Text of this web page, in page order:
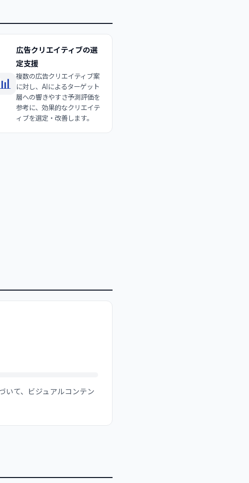
広告クリエイティブの選
定支援
複数の広告クリエイティブ案
に対し、AIによるターゲット
層への響きやすさ予測評価を
参考に、効果的なクリエイテ
ィブを選定・改善します。
いて、ビジュアルコンテン